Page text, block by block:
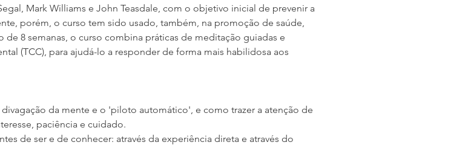
Mark Williams e John Teasdale, com o objetivo inicial de prevenir a
porém, o curso tem sido usado, também, na promoção de saúde,
8 semanas, o curso combina práticas de meditação guiadas e
(TCC), para ajudá-lo a responder de forma mais habilidosa aos
da mente e o 'piloto automático', e como trazer a atenção de
paciência e cuidado.
de ser e de conhecer: através da experiência direta e através do